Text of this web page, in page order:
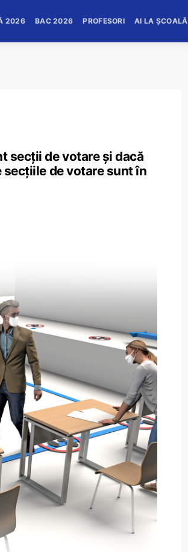
2026 BAC 2026 PROFESORI AI LA ȘCOALĂ
secții de votare și dacă
de votare sunt în